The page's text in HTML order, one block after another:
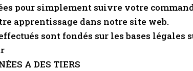
pour simplement suivre votre
apprentissage dans notre site web.
sont fondés sur les bases légales
A DES TIERS